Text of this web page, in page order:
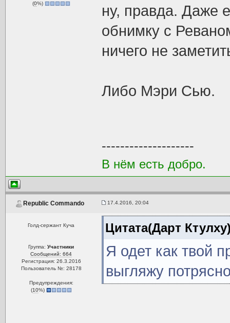
(0%)
ну, правда. Даже
обнимку с
ничего не
Либо Мэри Сью.
--------------------
В нём есть добро.
Republic Commando 17.4.2016, 20:04
Голд-сержант Куча
Группа:Участники
Сообщений: 664
Регистрация: 26.3.2016
Пользователь №: 28178
Предупреждения:
(10%)
Цитата(Дарт
Я одет как твой
выгляжу